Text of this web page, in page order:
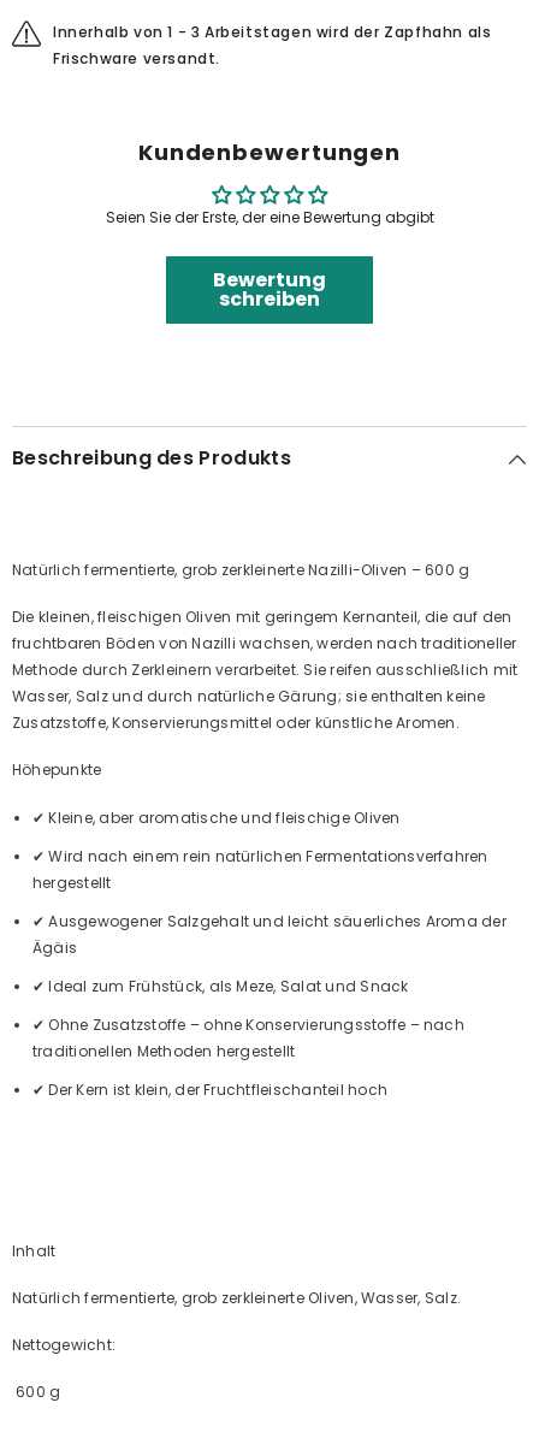
Innerhalb von 1 - 3 Arbeitstagen wird der Zapfhahn als
Frischware versandt.
Kundenbewertungen
Seien Sie der Erste, der eine Bewertung abgibt
Bewertung
schreiben
Beschreibung des Produkts
Natürlich fermentierte, grob zerkleinerte Nazilli-Oliven – 600 g
Die kleinen, fleischigen Oliven mit geringem Kernanteil, die auf den
fruchtbaren Böden von Nazilli wachsen, werden nach traditioneller
Methode durch Zerkleinern verarbeitet. Sie reifen ausschließlich mit
Wasser, Salz und durch natürliche Gärung; sie enthalten keine
Zusatzstoffe, Konservierungsmittel oder künstliche Aromen.
Höhepunkte
✔ Kleine, aber aromatische und fleischige Oliven
✔ Wird nach einem rein natürlichen Fermentationsverfahren
hergestellt
✔ Ausgewogener Salzgehalt und leicht säuerliches Aroma der
Ägäis
✔ Ideal zum Frühstück, als Meze, Salat und Snack
✔ Ohne Zusatzstoffe – ohne Konservierungsstoffe – nach
traditionellen Methoden hergestellt
✔ Der Kern ist klein, der Fruchtfleischanteil hoch
Inhalt
Natürlich fermentierte, grob zerkleinerte Oliven, Wasser, Salz.
Nettogewicht:
600 g